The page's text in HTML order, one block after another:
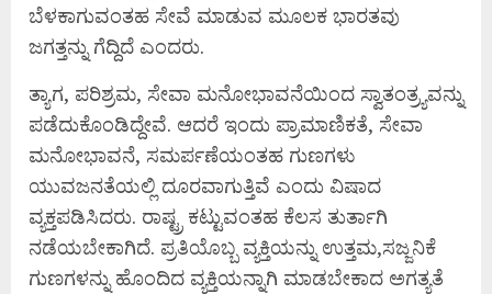
ಬೆಳಕಾಗುವಂತಹ ಸೇವೆ ಮಾಡುವ ಮೂಲಕ ಭಾರತವು
ಜಗತ್ತನ್ನು ಗೆದ್ದಿದೆ ಎಂದರು.
ತ್ಯಾಗ, ಪರಿಶ್ರಮ, ಸೇವಾ ಮನೋಭಾವನೆಯಿಂದ ಸ್ವಾತಂತ್ರ್ಯವನ್ನು
ಪಡೆದುಕೊಂಡಿದ್ದೇವೆ. ಆದರೆ ಇಂದು ಪ್ರಾಮಾಣಿಕತೆ, ಸೇವಾ
ಮನೋಭಾವನೆ, ಸಮರ್ಪಣೆಯಂತಹ ಗುಣಗಳು
ಯುವಜನತೆಯಲ್ಲಿ ದೂರವಾಗುತ್ತಿವೆ ಎಂದು ವಿಷಾದ
ವ್ಯಕ್ತಪಡಿಸಿದರು. ರಾಷ್ಟ್ರ ಕಟ್ಟುವಂತಹ ಕೆಲಸ ತುರ್ತಾಗಿ
ನಡೆಯಬೇಕಾಗಿದೆ. ಪ್ರತಿಯೊಬ್ಬ ವ್ಯಕ್ತಿಯನ್ನು ಉತ್ತಮ,ಸಜ್ಜನಿಕೆ
ಗುಣಗಳನ್ನು ಹೊಂದಿದ ವ್ಯಕ್ತಿಯನ್ನಾಗಿ ಮಾಡಬೇಕಾದ ಅಗತ್ಯತೆ